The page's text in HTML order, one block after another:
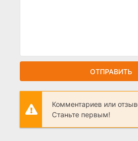
ОТПРАВИТЬ
Комментариев или
Станьте первым!